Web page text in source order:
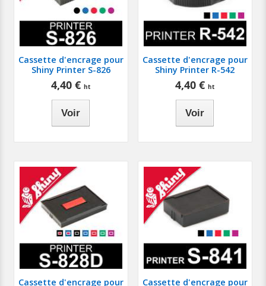
Cassette d'encrage pour
Shiny Printer S-826
4,40 €
Voir
Cassette d'encrage pour
Shiny Printer R-542
4,40 €
Voir
Cassette d'encrage pour Cassette d'encrage pour